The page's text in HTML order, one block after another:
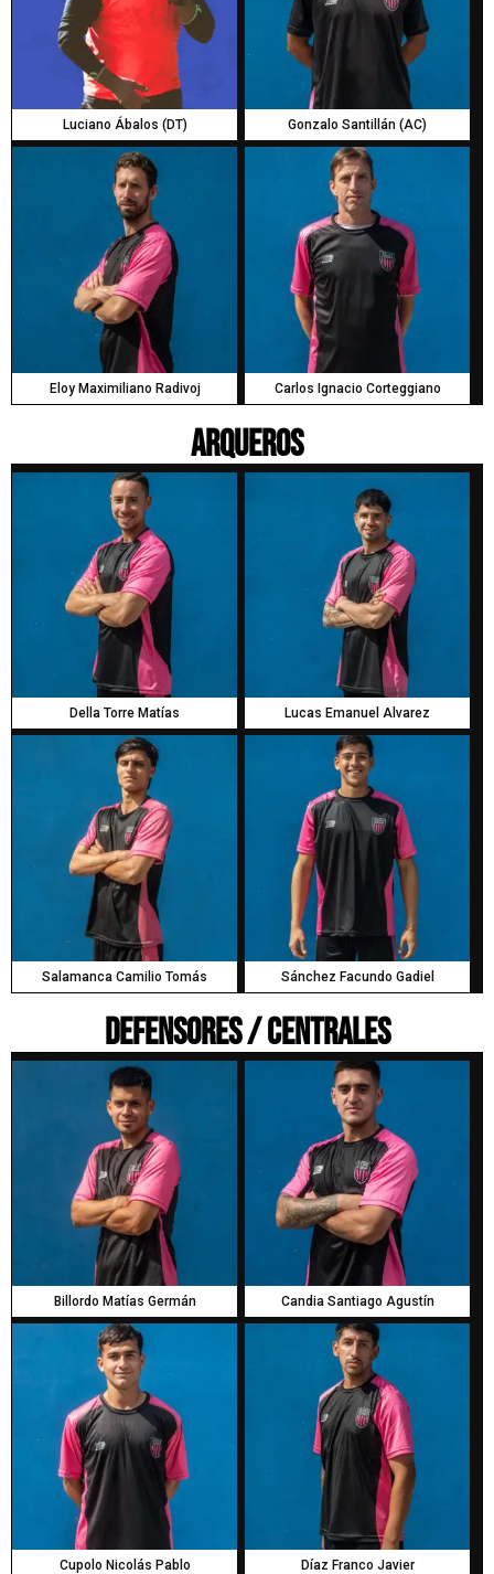
Luciano Ábalos (DT) Gonzalo Santillán (AC)
Eloy Maximiliano Radivoj Carlos Ignacio Corteggiano
Arqueros
Della Torre Matías Lucas Emanuel Alvarez
Salamanca Camilio Tomás Sánchez Facundo Gadiel
Defensores / Centrales
Billordo Matías Germán Candia Santiago Agustín
Cupolo Nicolás Pablo Díaz Franco Javier